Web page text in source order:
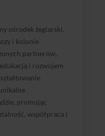
ośrodek żeglarski,
i kolonie
partnerów,
i rozwojem
promując
współpraca i